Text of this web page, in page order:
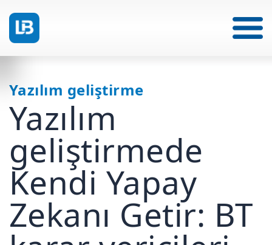
Yazılım geliştirme
Yazılım
geliştirmede
Kendi Yapay
Zekanı Getir: BT